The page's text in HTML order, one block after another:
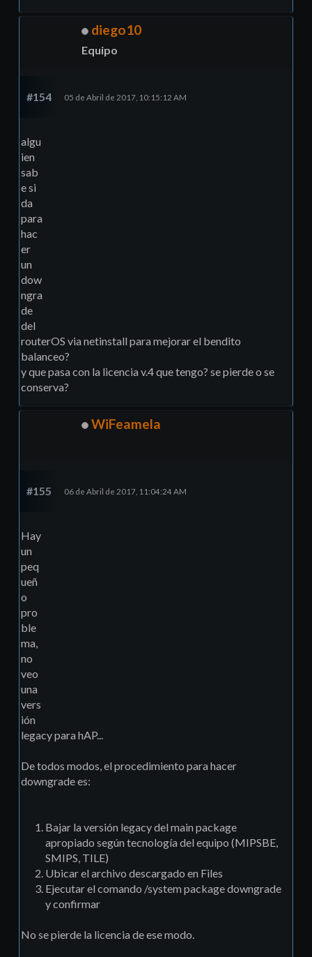
diego10
Equipo
#154 05 de Abril de 2017, 10:15:12 AM
algu
ien
sab
e si
da
para
hac
er
un
dow
ngra
de
del
routerOS via netinstall para mejorar el bendito
balanceo?
y que pasa con la licencia v.4 que tengo? se pierde o se
conserva?
WiFeamela
#155 06 de Abril de 2017, 11:04:24 AM
Hay
un
peq
ueñ
o
pro
ble
ma,
no
veo
una
vers
ión
legacy para hAP...
De todos modos, el procedimiento para hacer
downgrade es:
Bajar la versión legacy del main package
apropiado según tecnología del equipo (MIPSBE,
SMIPS, TILE)
Ubicar el archivo descargado en Files
Ejecutar el comando /system package downgrade
y confirmar
No se pierde la licencia de ese modo.